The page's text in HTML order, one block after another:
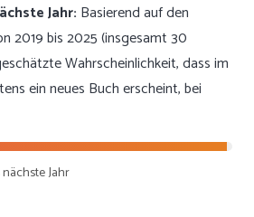
Jahr: Basierend auf den
2019 bis 2025 (insgesamt 30
Wahrscheinlichkeit, dass im
ein neues Buch erscheint, bei
Jahr